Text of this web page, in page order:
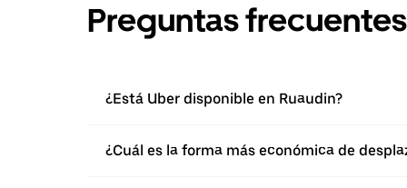
Preguntas frecuentes
¿Está Uber disponible en Ruaudin?
¿Cuál es la forma más económica de